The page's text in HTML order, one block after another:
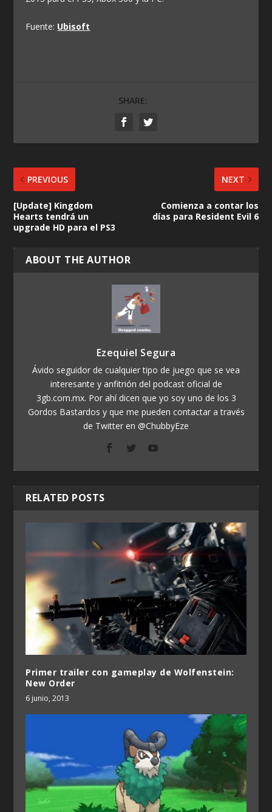
Fuente: Ubisoft
SHARE:
PREVIOUS
[Update] Kingdom
Hearts tendrá un
upgrade HD para el PS3
NEXT
Comienza a contar los
días para Resident Evil 6
ABOUT THE AUTHOR
Ezequiel Segura
Ávido seguidor de cualquier tipo de juego que se vea
interesante y anfitrión del podcast oficial de
3gb.com.mx. Por ahí dicen que yo soy uno de los 3
Gordos Bastardos y que me pueden contactar a través
de Twitter en @ChubbyEze
RELATED POSTS
Primer trailer con gameplay de Wolfenstein:
New Order
6 junio, 2013